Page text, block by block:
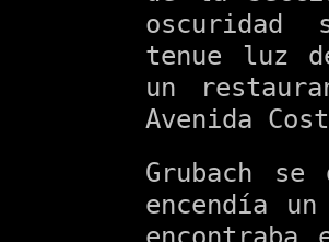
oscuridad
tenue luz
un
Avenida
Grubach
encendía